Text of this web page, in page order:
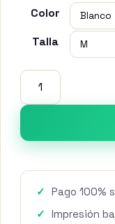
Color
Talla
Camiseta
Level
Up
Carp
—
Saltando
cantidad
Pago 100%
Impresión